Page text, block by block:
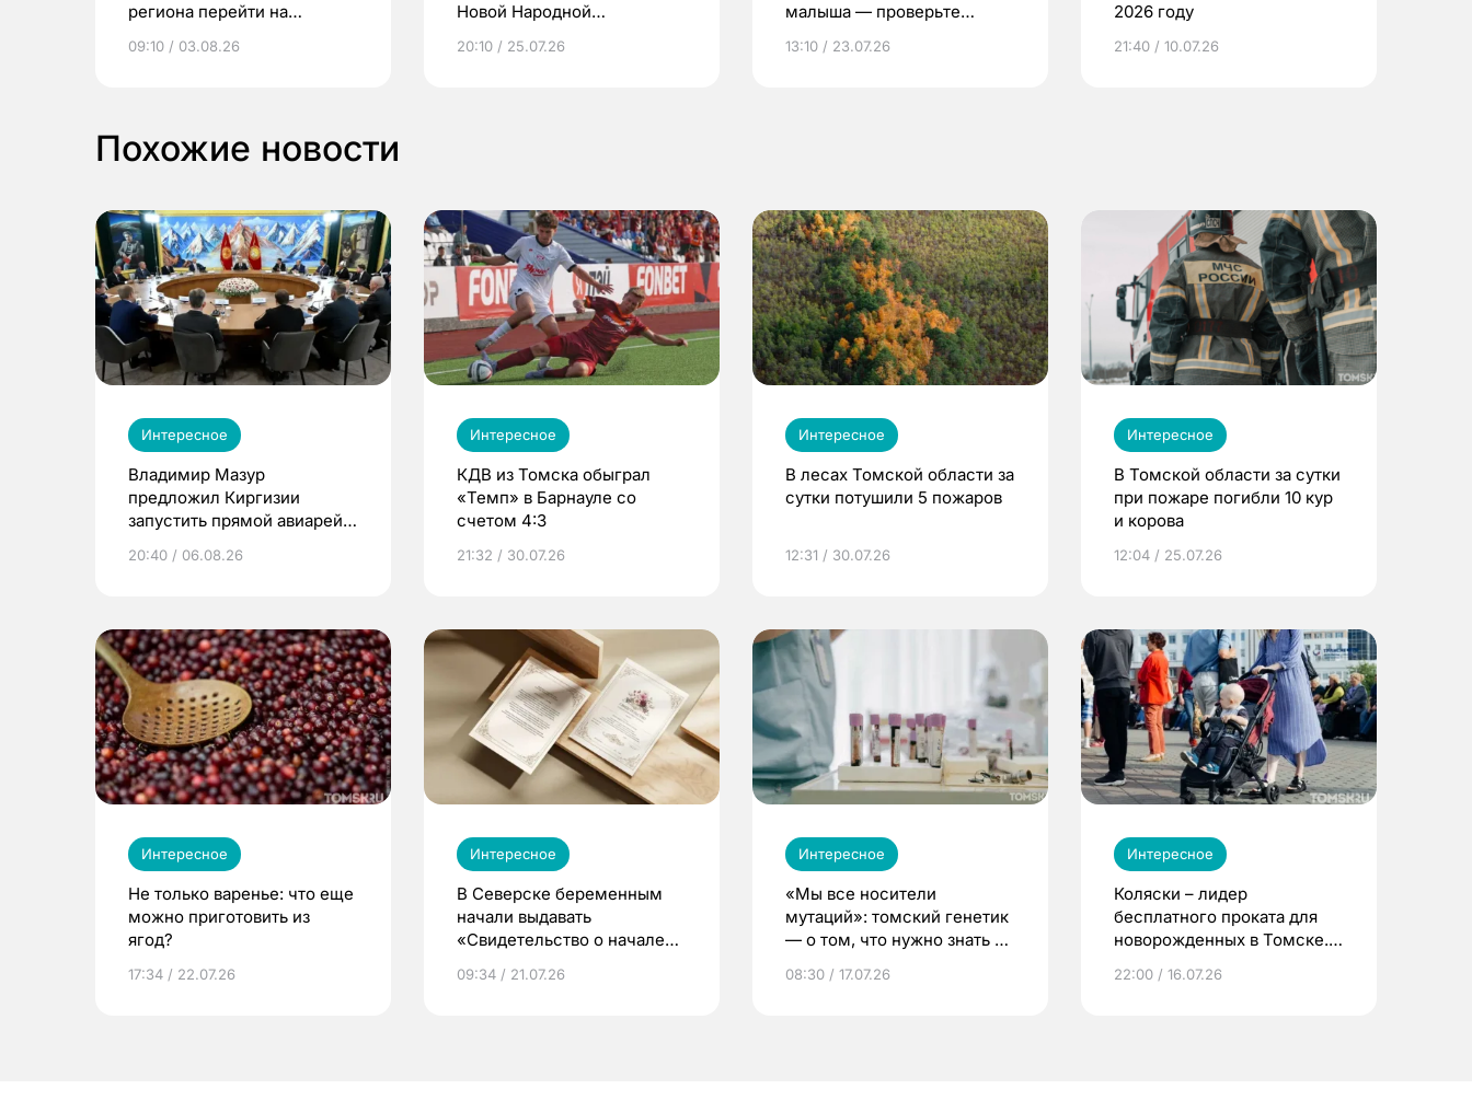
региона перейти на
выиграть призы
09:10 / 03.08.26
Новой Народной
20:10 / 25.07.26
малыша — проверьте
по ОМС!
13:10 / 23.07.26
2026 году
21:40 / 10.07.26
Похожие новости
Интересное
Владимир Мазур
предложил Киргизии
запустить прямой авиарейс
20:40 / 06.08.26
Интересное
КДВ из Томска обыграл
«Темп» в Барнауле со
счетом 4:3
21:32 / 30.07.26
Интересное
В лесах Томской области за
сутки потушили 5 пожаров
12:31 / 30.07.26
Интересное
В Томской области за сутки
при пожаре погибли 10 кур
и корова
12:04 / 25.07.26
Интересное
Не только варенье: что еще
можно приготовить из
ягод?
17:34 / 22.07.26
Интересное
В Северске беременным
начали выдавать
«Свидетельство о начале
09:34 / 21.07.26
Интересное
«Мы все носители
мутаций»: томский генетик
— о том, что нужно знать до
08:30 / 17.07.26
Интересное
Коляски – лидер
бесплатного проката для
новорожденных в Томске.
22:00 / 16.07.26